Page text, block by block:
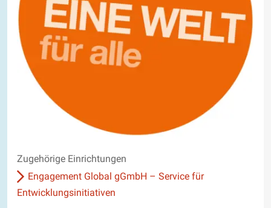
Zugehörige Einrichtungen
Engagement Global gGmbH – Service für
Entwicklungsinitiativen